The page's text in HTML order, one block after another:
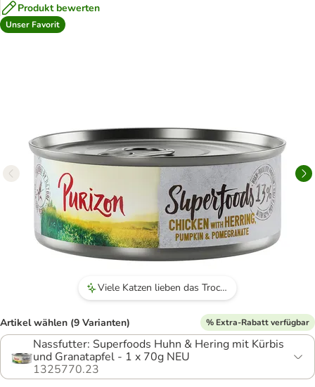
Produkt bewerten
Unser Favorit
Viele Katzen lieben das Trockenfutter, besonders die Sorten mit Huhn.
Artikel wählen (9 Varianten) % Extra-Rabatt verfügbar
Nassfutter: Superfoods Huhn & Hering mit Kürbis
und Granatapfel - 1 x 70g NEU
1325770.23